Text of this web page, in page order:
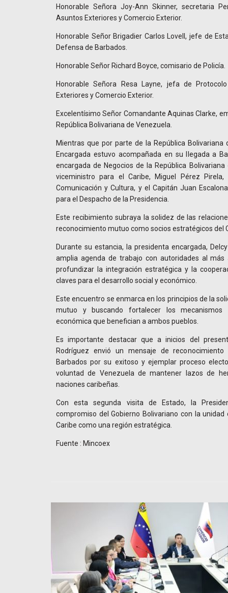
Honorable Señora Joy-Ann Skinner, secretaria
Asuntos Exteriores y Comercio Exterior.
Honorable Señor Brigadier Carlos Lovell, jefe de
Defensa de Barbados.
Honorable Señor Richard Boyce, comisario de Policía.
Honorable Señora Resa Layne, jefa de
Exteriores y Comercio Exterior.
Excelentísimo Señor Comandante Aquinas Clarke,
República Bolivariana de Venezuela.
Mientras que por parte de la República Bolivariana
Encargada estuvo acompañada en su llegada a
encargada de Negocios de la República Bolivariana
viceministro para el Caribe, Miguel Pérez Pirela,
Comunicación y Cultura, y el Capitán Juan
para el Despacho de la Presidencia.
Este recibimiento subraya la solidez de las
reconocimiento mutuo como socios estratégicos del
Durante su estancia, la presidenta encargada,
amplia agenda de trabajo con autoridades al
profundizar la integración estratégica y la
claves para el desarrollo social y económico.
Este encuentro se enmarca en los principios de la
mutuo y buscando fortalecer los mecanismos
económica que benefician a ambos pueblos.
Es importante destacar que a inicios del
Rodríguez envió un mensaje de
Barbados por su exitoso y ejemplar proceso
voluntad de Venezuela de mantener lazos de
naciones caribeñas.
Con esta segunda visita de Estado, la
compromiso del Gobierno Bolivariano con la
Caribe como una región estratégica.
Fuente : Mincoex